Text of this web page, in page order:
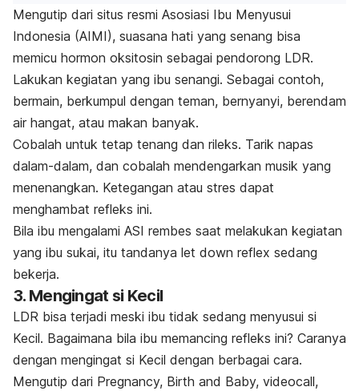
Mengutip dari situs resmi Asosiasi Ibu Menyusui
Indonesia (AIMI), suasana hati yang senang bisa
memicu hormon oksitosin sebagai pendorong LDR.
Lakukan kegiatan yang ibu senangi. Sebagai contoh,
bermain, berkumpul dengan teman, bernyanyi, berendam
air hangat, atau makan banyak.
Cobalah untuk tetap tenang dan rileks. Tarik napas
dalam-dalam, dan cobalah mendengarkan musik yang
menenangkan. Ketegangan atau stres dapat
menghambat refleks ini.
Bila ibu mengalami ASI rembes saat melakukan kegiatan
yang ibu sukai, itu tandanya let down reflex sedang
bekerja.
3. Mengingat si Kecil
LDR bisa terjadi meski ibu tidak sedang menyusui si
Kecil. Bagaimana bila ibu memancing refleks ini? Caranya
dengan mengingat si Kecil dengan berbagai cara.
Mengutip dari Pregnancy, Birth and Baby, videocall,